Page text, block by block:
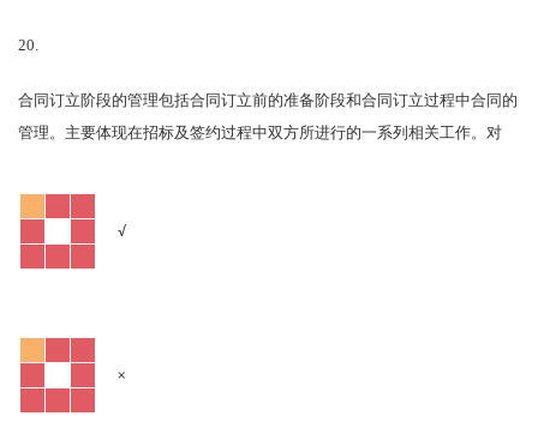
20.
合同订立阶段的管理包括合同订立前的准备阶段和合同订立过程中合同的
管理。主要体现在招标及签约过程中双方所进行的一系列相关工作。 对
√
×